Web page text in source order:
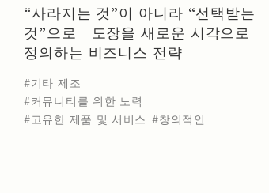
금속 채굴
식음료 제조 섬유
전기 기계 및 장비 제조
“사라지는 것”이 아니라 “선택받는
것”으로 도장을 새로운 시각으로
정의하는 비즈니스 전략
기타 제조
커뮤니티를 위한 노력
고유한 제품 및 서비스
창의적인